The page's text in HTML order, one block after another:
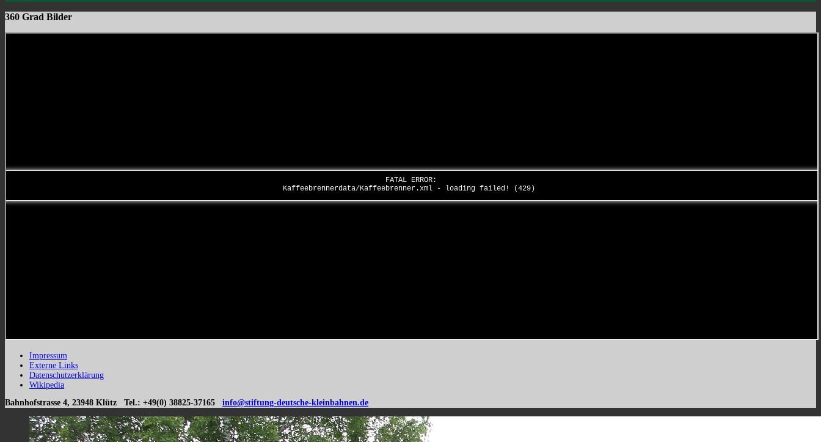
360 Grad Bilder
Impressum
Externe Links
Datenschutzerklärung
Wikipedia
Bahnhofstrasse 4, 23948 Klütz Tel.: +49(0) 38825-37165 info@stiftung-deutsche-kleinbahnen.de